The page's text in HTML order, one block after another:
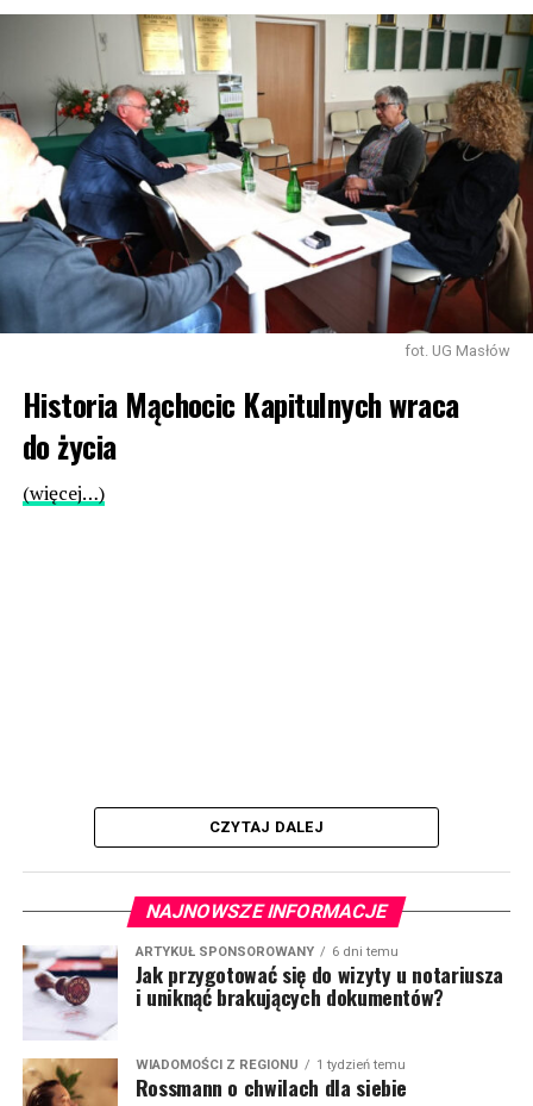
fot. UG Masłów
Historia Mąchocic Kapitulnych wraca
do życia
(więcej…)
CZYTAJ DALEJ
NAJNOWSZE INFORMACJE
ARTYKUŁ SPONSOROWANY 6 dni temu
Jak przygotować się do wizyty u notariusza
i uniknąć brakujących dokumentów?
WIADOMOŚCI Z REGIONU 1 tydzień temu
Rossmann o chwilach dla siebie